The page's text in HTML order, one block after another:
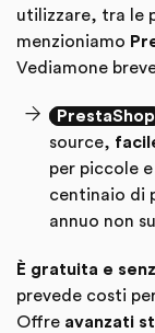
utilizzare, tra le
menzioniamo
Vediamone
PrestaShop
source,
per piccole
centinaio di
annuo non
È gratuita e
prevede costi
Offre avanzati